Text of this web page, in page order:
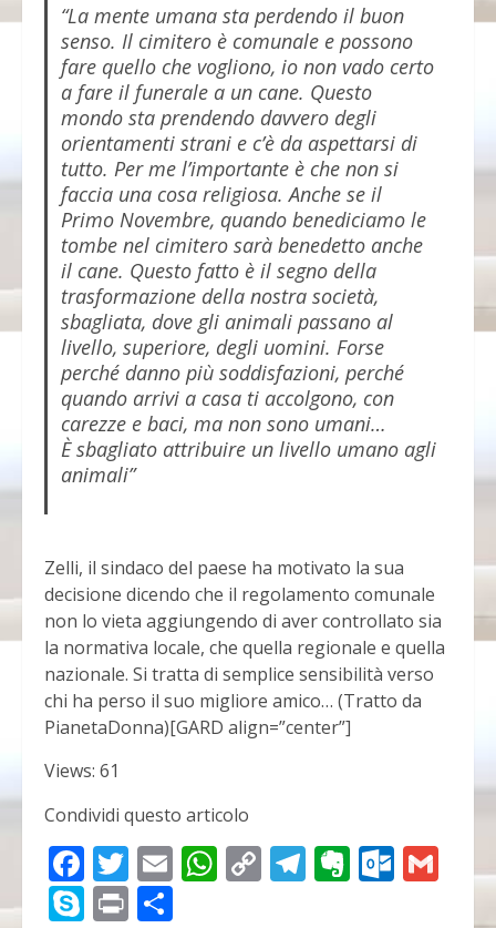
“La mente umana sta perdendo il buon
senso. Il cimitero è comunale e possono
fare quello che vogliono, io non vado certo
a fare il funerale a un cane. Questo
mondo sta prendendo davvero degli
orientamenti strani e c’è da aspettarsi di
tutto. Per me l’importante è che non si
faccia una cosa religiosa. Anche se il
Primo Novembre, quando benediciamo le
tombe nel cimitero sarà benedetto anche
il cane. Questo fatto è il segno della
trasformazione della nostra società,
sbagliata, dove gli animali passano al
livello, superiore, degli uomini. Forse
perché danno più soddisfazioni, perché
quando arrivi a casa ti accolgono, con
carezze e baci, ma non sono umani…
È sbagliato attribuire un livello umano agli
animali”
Zelli, il sindaco del paese ha motivato la sua
decisione dicendo che il regolamento comunale
non lo vieta aggiungendo di aver controllato sia
la normativa locale, che quella regionale e quella
nazionale. Si tratta di semplice sensibilità verso
chi ha perso il suo migliore amico… (Tratto da
PianetaDonna)[GARD align=”center”]
Views: 61
Condividi questo articolo
Facebook
Twitter
EmailWhatsApp
CopyTelegram
Evernote
Skype
Print